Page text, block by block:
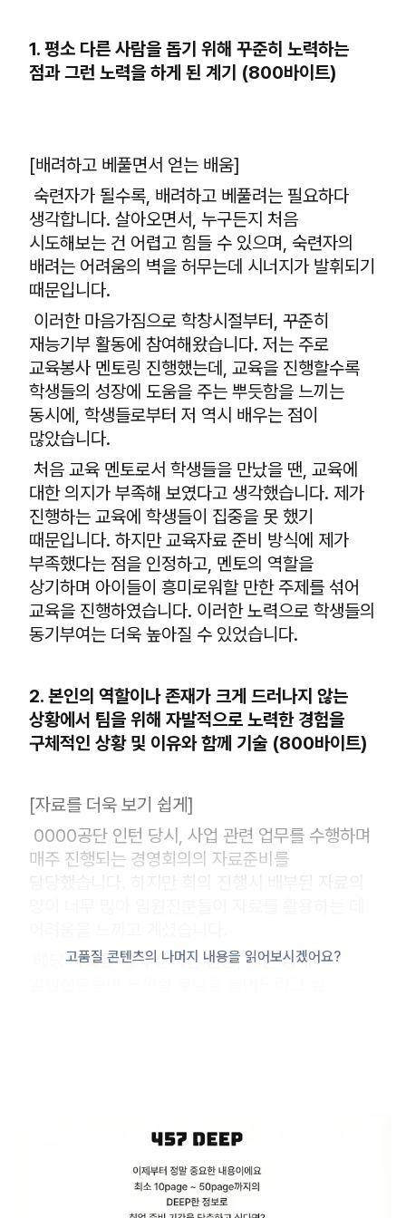
1. 평소 다른 사람을 돕기 위해 꾸준히 노력하는
점과 그런 노력을 하게 된 계기 (800바이트)
[배려하고 베풀면서 얻는 배움]
숙련자가 될수록, 배려하고 베풀려는 필요하다
생각합니다. 살아오면서, 누구든지 처음
시도해보는 건 어렵고 힘들 수 있으며, 숙련자의
배려는 어려움의 벽을 허무는데 시너지가 발휘되기
때문입니다.
이러한 마음가짐으로 학창시절부터, 꾸준히
재능기부 활동에 참여해왔습니다. 저는 주로
교육봉사 멘토링 진행했는데, 교육을 진행할수록
학생들의 성장에 도움을 주는 뿌듯함을 느끼는
동시에, 학생들로부터 저 역시 배우는 점이
많았습니다.
처음 교육 멘토로서 학생들을 만났을 땐, 교육에
대한 의지가 부족해 보였다고 생각했습니다. 제가
진행하는 교육에 학생들이 집중을 못 했기
때문입니다. 하지만 교육자료 준비 방식에 제가
부족했다는 점을 인정하고, 멘토의 역할을
상기하며 아이들이 흥미로워할 만한 주제를 섞어
교육을 진행하였습니다. 이러한 노력으로 학생들의
동기부여는 더욱 높아질 수 있었습니다.
2. 본인의 역할이나 존재가 크게 드러나지 않는
상황에서 팀을 위해 자발적으로 노력한 경험을
구체적인 상황 및 이유와 함께 기술 (800바이트)
[자료를 더욱 보기 쉽게]
0000공단 인턴 당시, 사업 관련 업무를 수행하며
매주 진행되는 경영회의의 자료준비를
담당했습니다. 하지만 회의 진행시 배부된 자료의
해당 자료를 제가 준비한 만큼, 많은 양에
고품질 콘텐츠의 나머지 내용을 읽어보시겠어요?